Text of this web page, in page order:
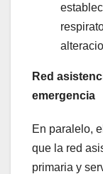
Red
emergencia
En paralelo,
que la red
primaria y